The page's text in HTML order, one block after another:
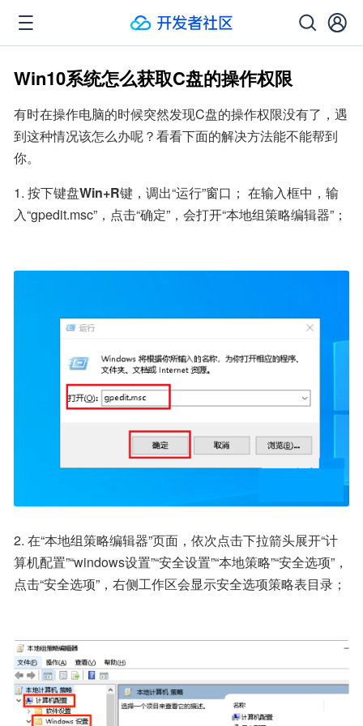
Win10系统怎么获取C盘的操作权限
有时在操作电脑的时候突然发现C盘的操作权限没有了，遇
到这种情况该怎么办呢？看看下面的解决方法能不能帮到
你。
1. 按下键盘Win+R键，调出“运行”窗口； 在输入框中，输
入“gpedit.msc”，点击“确定”，会打开“本地组策略编辑器”；
2. 在“本地组策略编辑器”页面，依次点击下拉箭头展开“计
算机配置”“windows设置”“安全设置”“本地策略”“安全选项”，
点击“安全选项”，右侧工作区会显示安全选项策略表目录；